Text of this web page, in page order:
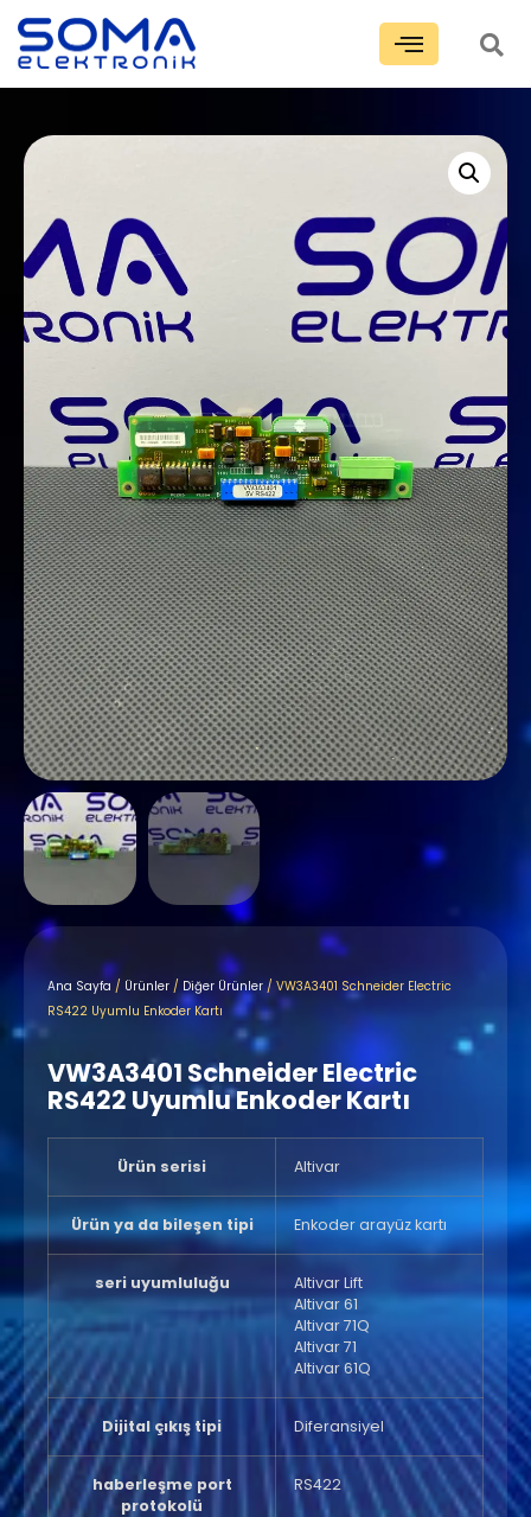
Ana Sayfa / Ürünler /Diğer Ürünler/ VW3A3401 Schneider Electric
RS422 Uyumlu Enkoder Kartı
VW3A3401 Schneider Electric
RS422 Uyumlu Enkoder Kartı
Ürün serisi Altivar
Ürün ya da bileşen tipi Enkoder arayüz kartı
seri uyumluluğu
Altivar Lift
Altivar 61
Altivar 71Q
Altivar 71
Altivar 61Q
Dijital çıkış tipi Diferansiyel
haberleşme port
protokolü
RS422